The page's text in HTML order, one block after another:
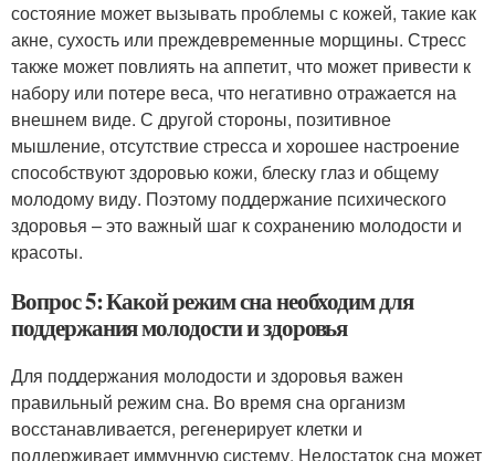
состояние может вызывать проблемы с кожей, такие как
акне, сухость или преждевременные морщины. Стресс
также может повлиять на аппетит, что может привести к
набору или потере веса, что негативно отражается на
внешнем виде. С другой стороны, позитивное
мышление, отсутствие стресса и хорошее настроение
способствуют здоровью кожи, блеску глаз и общему
молодому виду. Поэтому поддержание психического
здоровья – это важный шаг к сохранению молодости и
красоты.
Вопрос 5: Какой режим сна необходим для
поддержания молодости и здоровья
Для поддержания молодости и здоровья важен
правильный режим сна. Во время сна организм
восстанавливается, регенерирует клетки и
поддерживает иммунную систему. Недостаток сна может